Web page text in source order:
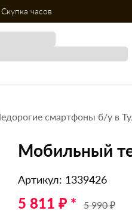
Скупка часов
смартфоны б/у в
Мобильный
Артикул: 1339426
5 811 ₽ * 5 990 ₽